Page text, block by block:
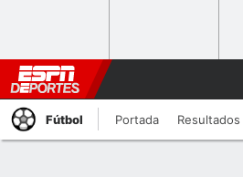
Fútbol Portada Resultados